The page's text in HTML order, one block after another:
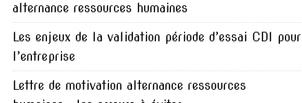
alternance ressources humaines
Les enjeux de la validation période d’essai CDI pour
l’entreprise
Lettre de motivation alternance ressources